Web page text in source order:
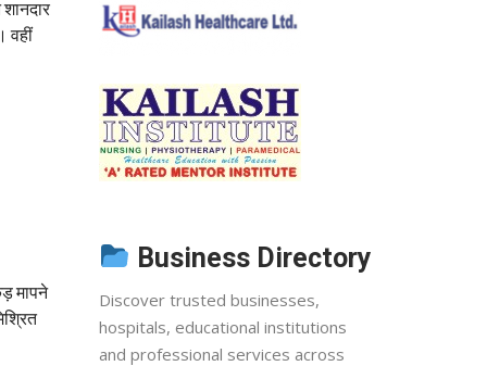
वहीं
मापने
Business Directory
Discover trusted businesses,
hospitals, educational institutions
and professional services across